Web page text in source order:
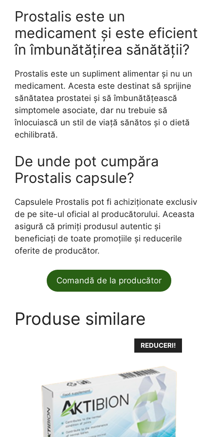
Prostalis este un
medicament și este eficient
în îmbunătățirea sănătății?
Prostalis este un supliment alimentar și nu un
medicament. Acesta este destinat să sprijine
sănătatea prostatei și să îmbunătățească
simptomele asociate, dar nu trebuie să
înlocuiască un stil de viață sănătos și o dietă
echilibrată.
De unde pot cumpăra
Prostalis capsule?
Capsulele Prostalis pot fi achiziționate exclusiv
de pe site-ul oficial al producătorului. Aceasta
asigură că primiți produsul autentic și
beneficiați de toate promoțiile și reducerile
oferite de producător.
Comandă de la producător
Produse similare
REDUCERI!